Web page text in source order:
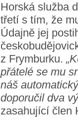
Horská služba
třetí s tím, že
Údajně jej
z Frymburku.
přátelé se mu
náš
doporučil dva
zasahující člen